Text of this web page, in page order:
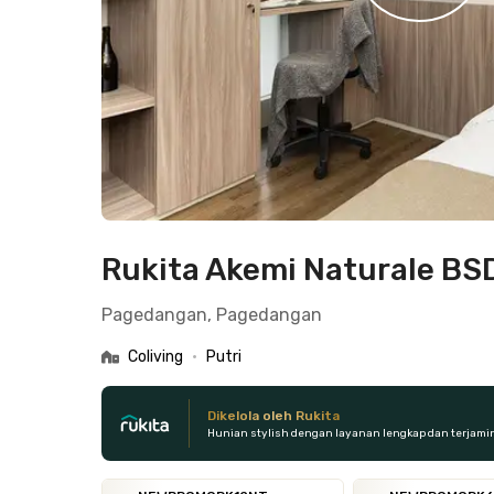
Rukita Akemi Naturale
Pagedangan, Pagedangan
Coliving • Putri
Dikelola oleh Rukita
Hunian stylish dengan layanan lengkap dan